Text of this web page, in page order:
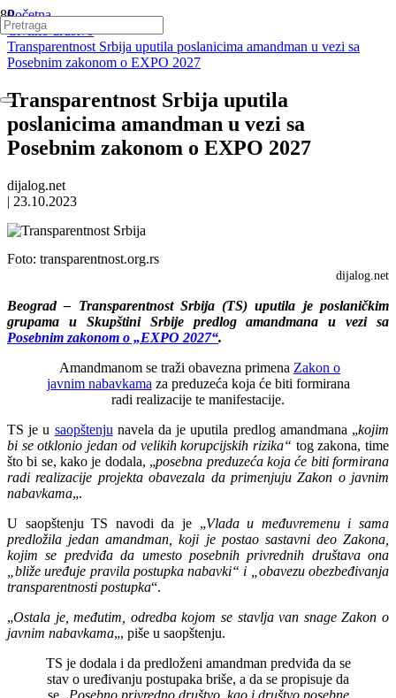
Početna
Civilno društvo
Transparentnost Srbija uputila poslanicima amandman u vezi sa
Posebnim zakonom o EXPO 2027
Transparentnost Srbija uputila
poslanicima amandman u vezi sa
Posebnim zakonom o EXPO 2027
dijalog.net
| 23.10.2023
Foto: transparentnost.org.rs
dijalog.net
Beograd – Transparentnost Srbija (TS) uputila je poslaničkim
grupama u Skupštini Srbije predlog amandmana u vezi sa
Posebnim zakonom o „EXPO 2027“.
Amandmanom se traži obavezna primena Zakon o
javnim nabavkama za preduzeća koja će biti formirana
radi realizacije te manifestacije.
TS je u saopštenju navela da je uputila predlog amandmana „kojim
bi se otklonio jedan od velikih korupcijskih rizika“ tog zakona, time
što bi se, kako je dodala, „posebna preduzeća koja će biti formirana
radi realizacije projekta obavezala da primenjuju Zakon o javnim
nabavkama„.
U saopštenju TS navodi da je „Vlada u međuvremenu i sama
predložila jedan amandman, koji je postao sastavni deo Zakona,
kojim se predviđa da umesto posebnih privrednih društava ona
„bliže uređuje pravila postupka nabavki“ i „obavezu obezbeđivanja
transparentnosti postupka“.
„Ostala je, međutim, odredba kojom se stavlja van snage Zakon o
javnim nabavkama„, piše u saopštenju.
TS je dodala i da predloženi amandman predviđa da se
stav o uređivanju postupaka briše, a da se propisuje da
se „Posebno privredno društvo, kao i društvo posebne